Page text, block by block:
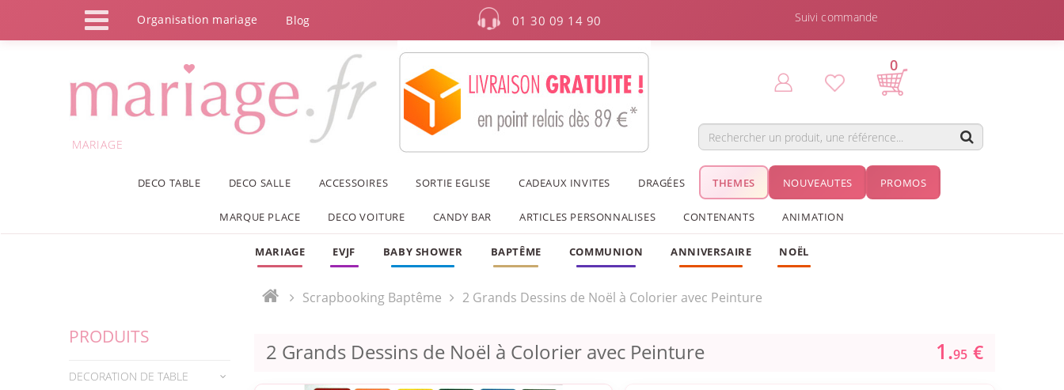
Organisation mariage Blog 01 30 09 14 90 Suivi commande
MARIAGE
0
DECO TABLE DECO SALLE ACCESSOIRES SORTIE EGLISE CADEAUX INVITES DRAGÉES THEMES NOUVEAUTES PROMOS
MARQUE PLACE DECO VOITURE CANDY BAR ARTICLES PERSONNALISES CONTENANTS ANIMATION
MARIAGE EVJF BABY SHOWER BAPTÊME COMMUNION ANNIVERSAIRE NOËL
PRODUITS
DECORATION DE TABLE
Scrapbooking Baptême 2 Grands Dessins de Noël à Colorier avec Peinture
2 Grands Dessins de Noël à Colorier avec Peinture 1.95 €
Panneau de gestion des cookies